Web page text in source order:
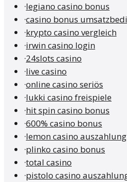
·legiano casino bonus
·casino bonus
·krypto casino vergleich
·irwin casino login
·24slots casino
·live casino
·online casino seriös
·lukki casino freispiele
·hit spin casino bonus
·600% casino bonus
·lemon casino auszahlung
·plinko casino bonus
·total casino
·pistolo casino